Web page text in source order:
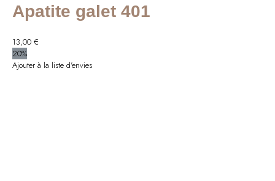
Apatite galet 401
13,00 €
20%
Ajouter à la liste d'envies